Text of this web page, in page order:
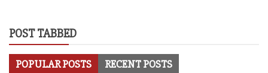
POST TABBED
POPULAR POSTS RECENT POSTS